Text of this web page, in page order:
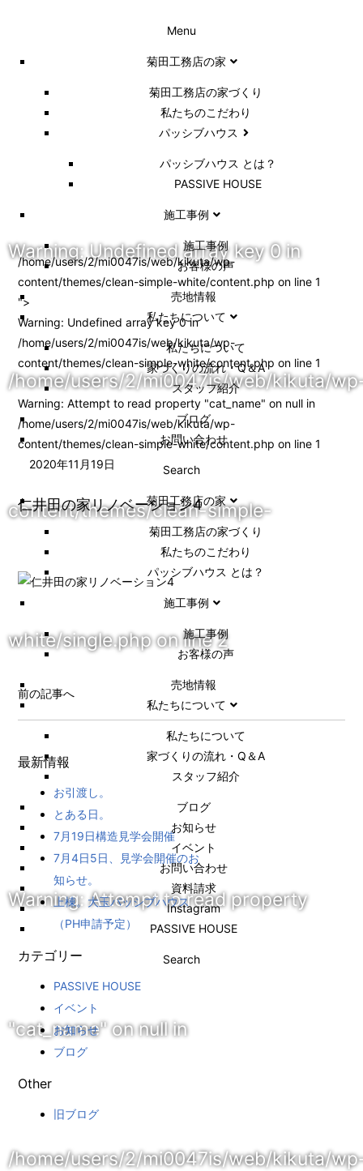
Menu
菊田工務店の家
菊田工務店の家づくり​
私たちのこだわり
パッシブハウス
パッシブハウス とは？
PASSIVE HOUSE
施工事例
施⼯事例
お客様の声
売地情報
私たちについて
私たちについて
家づくりの流れ・Q＆A
スタッフ紹介
ブログ
お問い合わせ
Search
菊田工務店の家
菊田工務店の家づくり​
私たちのこだわり
パッシブハウス とは？
施工事例
施⼯事例
お客様の声
売地情報
私たちについて
私たちについて
家づくりの流れ・Q＆A
スタッフ紹介
ブログ
お知らせ
イベント
お問い合わせ
資料請求
Instagram
PASSIVE HOUSE
Search
Warning: Undefined array key 0 in
/home/users/2/mi0047is/web/kikuta/
content/themes/clean-simple-
white/single.phpon line2
Warning: Attempt to read property
"cat_name" on null in
/home/users/2/mi0047is/web/kikuta/
/home/users/2/mi0047is/web/kikuta/wp-
content/themes/clean-simple-white/content.php on line1
">
Warning: Undefined array key 0 in
/home/users/2/mi0047is/web/kikuta/wp-
content/themes/clean-simple-white/content.php on line1
Warning: Attempt to read property "cat_name" on null in
/home/users/2/mi0047is/web/kikuta/wp-
content/themes/clean-simple-white/content.php on line1
2020年11月19日
仁井田の家リノベーション4
前の記事へ
最新情報
お引渡し。
とある日。
7月19日構造見学会開催
7月4日5日、見学会開催のお
知らせ。
上棟。大玉パッシブハウス
（PH申請予定）
カテゴリー
PASSIVE HOUSE
イベント
お知らせ
ブログ
Other
旧ブログ